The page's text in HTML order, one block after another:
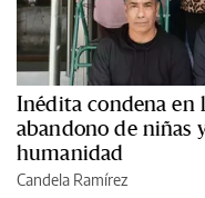
Inédita condena en
abandono de niñas
humanidad
Candela Ramírez